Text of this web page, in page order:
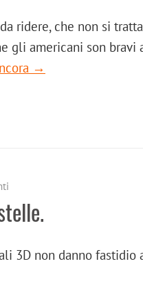
ridere, che non si
gli americani son
→
3D non danno